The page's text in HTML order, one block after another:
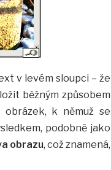
v levém sloupci – že
běžným způsobem
obrázek, k němuž se
podobně jako
obrazu, což znamená,